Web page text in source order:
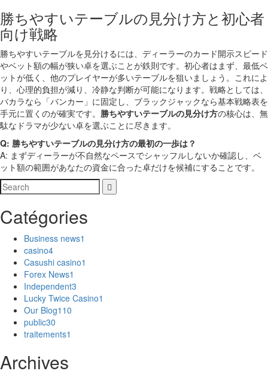
勝ちやすいテーブルの見分け方と初心者
向け戦略
勝ちやすいテーブルを見分けるには、ディーラーのカード開示スピード
やベット額の幅が狭い卓を選ぶことが鉄則です。初心者はまず、最低ベ
ットが低く、他のプレイヤーが多いテーブルを狙いましょう。これによ
り、心理的負担が減り、冷静な判断が可能になります。戦略としては、
バカラなら「バンカー」に固定し、ブラックジャックなら基本戦略表を
手元に置くのが確実です。 勝ちやすいテーブルの見分け方の核心は、無
駄なドラマが少ない卓を選ぶことに尽きます。
Q: 勝ちやすいテーブルの見分け方の最初の一歩は？
A: まずディーラーが不自然なペースでシャッフルしないか確認し、ベ
ット額の範囲があなたの資金に合った卓だけを候補にすることです。
Catégories
Business news1
casino4
Casushi casino1
Forex News1
Independent3
Lucky Twice Casino1
Our Blog110
public30
traitements1
Archives